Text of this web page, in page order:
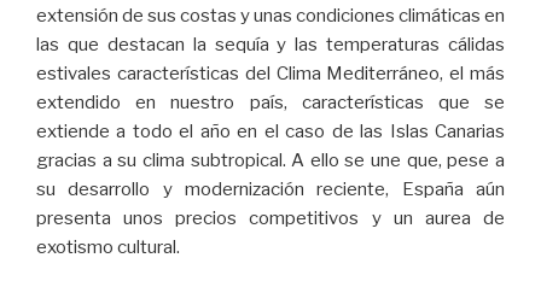
extensión de sus costas y unas condiciones climáticas en
las que destacan la sequía y las temperaturas cálidas
estivales características del Clima Mediterráneo, el más
extendido en nuestro país, características que se
extiende a todo el año en el caso de las Islas Canarias
gracias a su clima subtropical. A ello se une que, pese a
su desarrollo y modernización reciente, España aún
presenta unos precios competitivos y un aurea de
exotismo cultural.